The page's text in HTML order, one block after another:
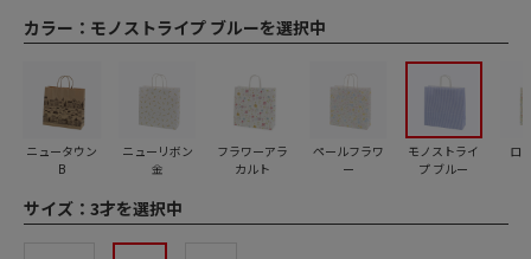
カラー： モノストライプ ブルーを選択中
ニュータウン
B
ニューリボン
金
フラワーアラ
カルト
ペールフラワ
ー
モノストライ
プ ブルー
ロ
サイズ： 3才を選択中